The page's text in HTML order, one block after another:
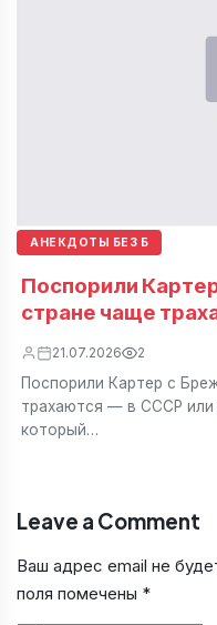
АНЕКДОТЫ БЕЗ Б
Поспорили
стране чаще
21.07.2026 2
Поспорили Картер с
трахаются — в СССР
который…
Leave a Comment
Ваш адрес email не
поля помечены *